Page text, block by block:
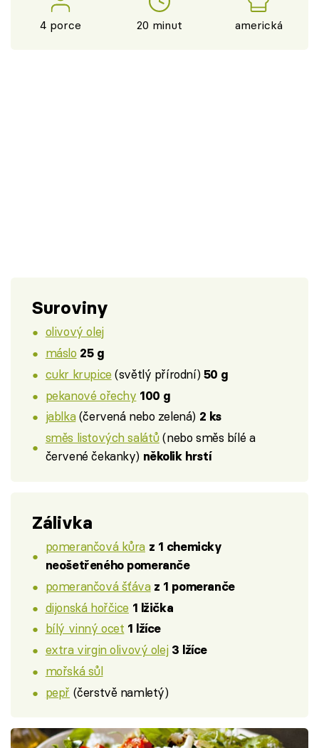
4 porce 20 minut americká
Suroviny
olivový olej
máslo 25 g
cukr krupice (světlý přírodní) 50 g
pekanové ořechy 100 g
jablka(červená nebo zelená) 2 ks
směs listových salátů(nebo směs bílé a
červené čekanky) několik hrstí
Zálivka
pomerančová kůra z 1 chemicky
neošetřeného pomeranče
pomerančová šťáva z 1 pomeranče
dijonská hořčice 1 lžička
bílý vinný ocet 1 lžíce
extra virgin olivový olej 3 lžíce
mořská sůl
pepř (čerstvě namletý)